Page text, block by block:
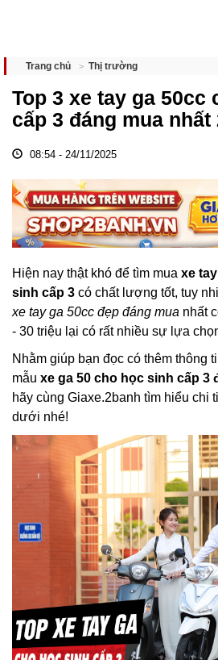
Trang chủ Thị trường
Top 3 xe tay ga 50cc
cấp 3 đáng mua nhất
08:54 - 24/11/2025
Hiện nay thật khó để tìm mua xe
sinh cấp 3 có chất lượng tốt, tuy
xe tay ga 50cc đẹp đáng mua nhất
- 30 triệu lại có rất nhiều sự lựa
Nhằm giúp bạn đọc có thêm thông
mẫu xe ga 50 cho học sinh cấp 3
hãy cùng Giaxe.2banh tìm hiểu chi
dưới nhé!